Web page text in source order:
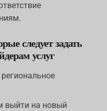
следует задать
услуг
выйти на новый